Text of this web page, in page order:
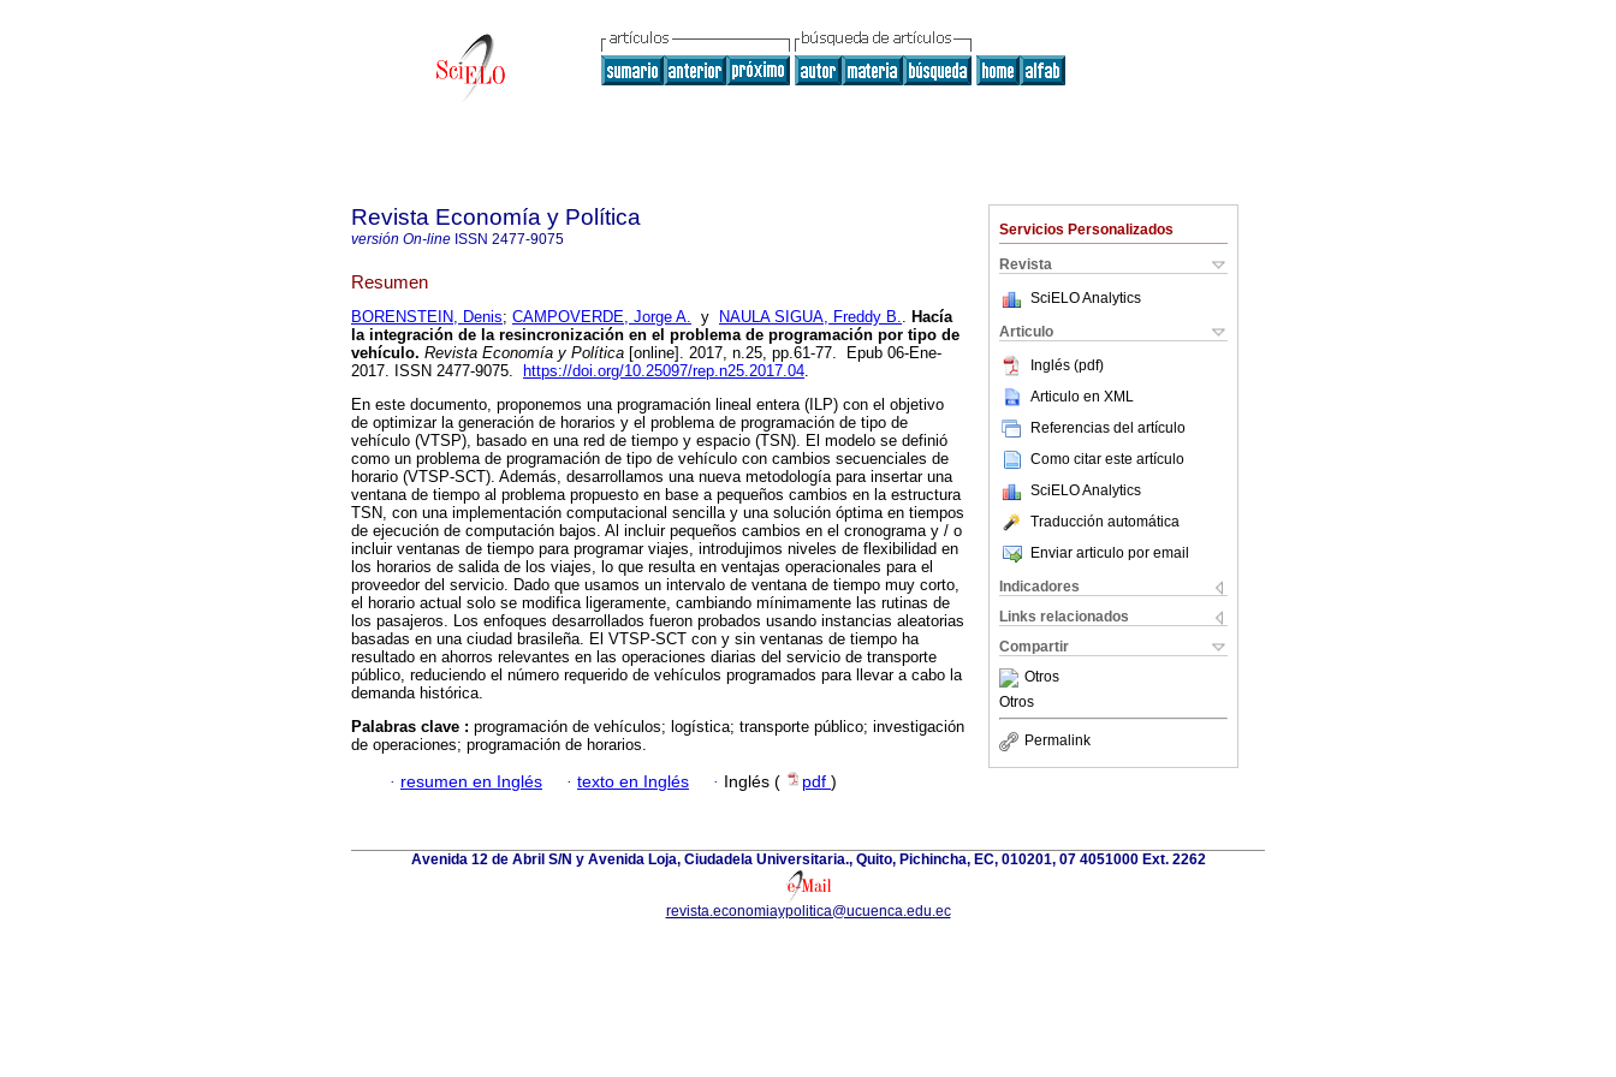
Servicios Personalizados
Revista
SciELO Analytics
Articulo
Inglés (pdf)
Articulo en XML
Referencias del artículo
Como citar este artículo
SciELO Analytics
Traducción automática
Enviar articulo por email
Indicadores
Links relacionados
Compartir
Otros
Otros
Permalink
Revista Economía y Política
versión On-line ISSN 2477-9075
Resumen
BORENSTEIN, Denis; CAMPOVERDE, Jorge A. y NAULA SIGUA, Freddy B.. Hacía
la integración de la resincronización en el problema de programación por tipo de
vehículo. Revista Economía y Política [online]. 2017, n.25, pp.61-77. Epub 06-Ene-
2017. ISSN 2477-9075.
https://doi.org/10.25097/rep.n25.2017.04.
En este documento, proponemos una programación lineal entera (ILP) con el objetivo
de optimizar la generación de horarios y el problema de programación de tipo de
vehículo (VTSP), basado en una red de tiempo y espacio (TSN). El modelo se definió
como un problema de programación de tipo de vehículo con cambios secuenciales de
horario (VTSP-SCT). Además, desarrollamos una nueva metodología para insertar una
ventana de tiempo al problema propuesto en base a pequeños cambios en la estructura
TSN, con una implementación computacional sencilla y una solución óptima en tiempos
de ejecución de computación bajos. Al incluir pequeños cambios en el cronograma y / o
incluir ventanas de tiempo para programar viajes, introdujimos niveles de flexibilidad en
los horarios de salida de los viajes, lo que resulta en ventajas operacionales para el
proveedor del servicio. Dado que usamos un intervalo de ventana de tiempo muy corto,
el horario actual solo se modifica ligeramente, cambiando mínimamente las rutinas de
los pasajeros. Los enfoques desarrollados fueron probados usando instancias aleatorias
basadas en una ciudad brasileña. El VTSP-SCT con y sin ventanas de tiempo ha
resultado en ahorros relevantes en las operaciones diarias del servicio de transporte
público, reduciendo el número requerido de vehículos programados para llevar a cabo la
demanda histórica.
Palabras clave : programación de vehículos; logística; transporte público; investigación
de operaciones; programación de horarios.
· resumen en Inglés · texto en Inglés · Inglés ( pdf )
Avenida 12 de Abril S/N y Avenida Loja, Ciudadela Universitaria., Quito, Pichincha, EC, 010201, 07 4051000 Ext. 2262
revista.economiaypolitica@ucuenca.edu.ec